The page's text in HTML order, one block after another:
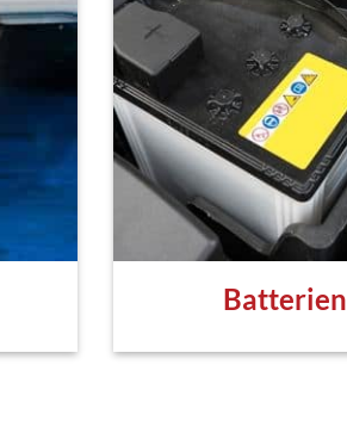
Batterien